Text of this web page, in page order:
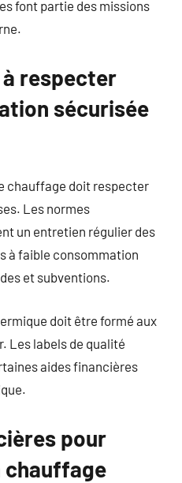
font partie des missions
respecter
sécurisée
chauffage doit respecter
Les normes
un entretien régulier des
à faible consommation
et subventions.
doit être formé aux
Les labels de qualité
aides financières
pour
chauffage